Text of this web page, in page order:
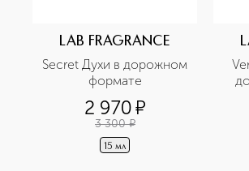
LAB FRAGRANCE
Secret Духи в дорожном
формате
2 970¤
3 300 ¤
15 мл